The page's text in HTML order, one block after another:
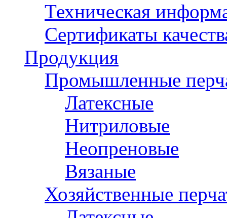
Техническая
Сертификаты
Продукция
Промышленные
Латексные
Нитриловые
Неопреновые
Вязаные
Хозяйственные